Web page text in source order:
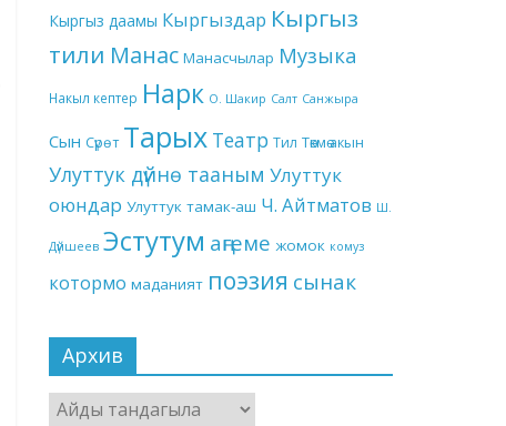
Кыргыз даамы Кыргыздар Кыргыз
тили Манас Манасчылар Музыка
Накыл кептер Нарк О. Шакир Салт Санжыра
Сын Сүрөт Тарых Театр Тил Төкмө акын
Улуттук дүйнө тааным Улуттук
оюндар Улуттук тамак-аш Ч. Айтматов Ш.
Дүйшеев Эстутум аңгеме жомок комуз
котормо маданият поэзия сынак
Архив
Архив